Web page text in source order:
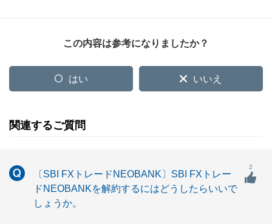
この内容は参考になりましたか？
はい いいえ
関連するご質問
〔SBI FXトレードNEOBANK〕SBI FXトレー
ドNEOBANKを解約するにはどうしたらいいで
しょうか。
2